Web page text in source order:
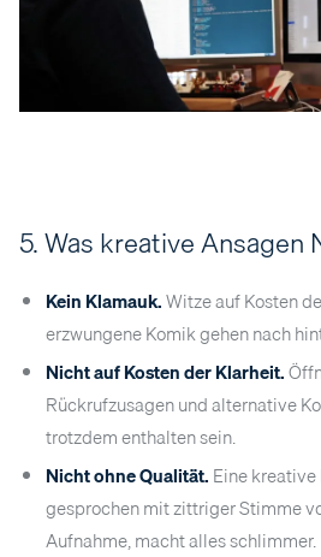
5. Was kreative Ansagen
Kein Klamauk.Witze auf Kosten
erzwungene Komik gehen nach
Nicht auf Kosten der Klarheit.
Rückrufzusagen und alternative
trotzdem enthalten sein.
Nicht ohne Qualität. Eine
gesprochen mit zittriger Stimme
Aufnahme, macht alles schlimmer.